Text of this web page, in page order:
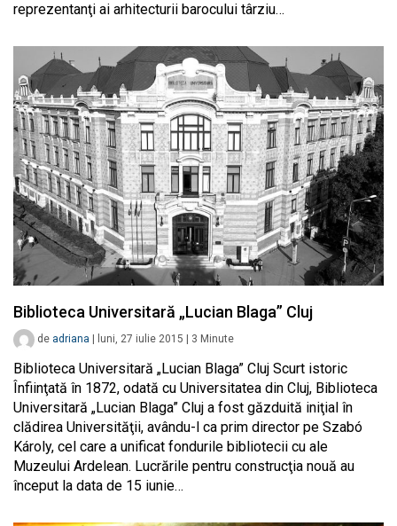
reprezentanţi ai arhitecturii barocului târziu…
Biblioteca Universitară „Lucian Blaga” Cluj
de adriana luni, 27 iulie 2015 3 Minute
Biblioteca Universitară „Lucian Blaga” Cluj Scurt istoric
Înfiinţată în 1872, odată cu Universitatea din Cluj, Biblioteca
Universitară „Lucian Blaga” Cluj a fost găzduită iniţial în
clădirea Universităţii, avându-l ca prim director pe Szabó
Károly, cel care a unificat fondurile bibliotecii cu ale
Muzeului Ardelean. Lucrările pentru construcţia nouă au
început la data de 15 iunie…